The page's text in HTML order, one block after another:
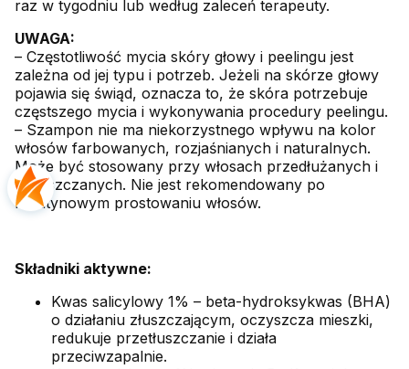
raz w tygodniu lub według zaleceń terapeuty.
UWAGA:
– Częstotliwość mycia skóry głowy i peelingu jest
zależna od jej typu i potrzeb. Jeżeli na skórze głowy
pojawia się świąd, oznacza to, że skóra potrzebuje
częstszego mycia i wykonywania procedury peelingu.
– Szampon nie ma niekorzystnego wpływu na kolor
włosów farbowanych, rozjaśnianych i naturalnych.
Może być stosowany przy włosach przedłużanych i
zagęszczanych. Nie jest rekomendowany po
keratynowym prostowaniu włosów.
Składniki aktywne:
Kwas salicylowy 1% – beta-hydroksykwas (BHA)
o działaniu złuszczającym, oczyszcza mieszki,
redukuje przetłuszczanie i działa
przeciwzapalnie.